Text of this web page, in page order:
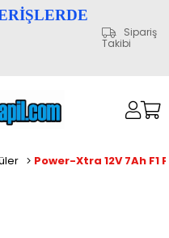
Sipariş
Takibi